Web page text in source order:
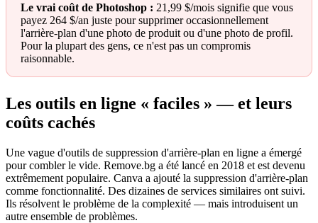
Le vrai coût de Photoshop : 21,99 $/mois signifie que vous
payez 264 $/an juste pour supprimer occasionnellement
l'arrière-plan d'une photo de produit ou d'une photo de profil.
Pour la plupart des gens, ce n'est pas un compromis
raisonnable.
Les outils en ligne « faciles » — et leurs
coûts cachés
Une vague d'outils de suppression d'arrière-plan en ligne a émergé
pour combler le vide. Remove.bg a été lancé en 2018 et est devenu
extrêmement populaire. Canva a ajouté la suppression d'arrière-plan
comme fonctionnalité. Des dizaines de services similaires ont suivi.
Ils résolvent le problème de la complexité — mais introduisent un
autre ensemble de problèmes.